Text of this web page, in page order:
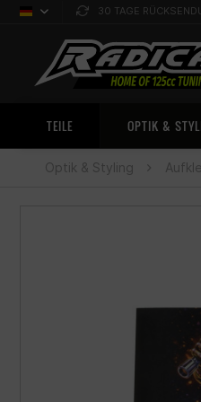
Deutsch
30 TAGE
TEILE OPTIK &
Optik & Styling